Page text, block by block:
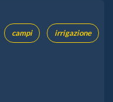
campi irrigazione